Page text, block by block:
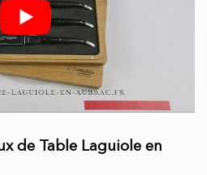
de Table Laguiole en